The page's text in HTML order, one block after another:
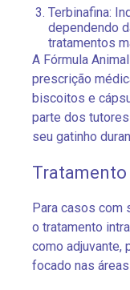
Terbinafina:
dependendo
tratamentos
A Fórmula
prescrição
biscoitos e
parte dos
seu gatinho
Para casos
o tratamento
como adjuvante,
focado nas